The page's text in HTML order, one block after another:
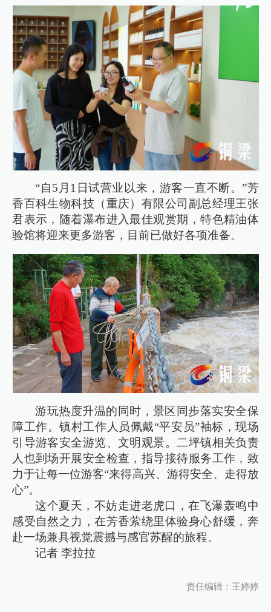
“自5月1日试营业以来，游客一直不断。”芳
香百科生物科技（重庆）有限公司副总经理王张
君表示，随着瀑布进入最佳观赏期，特色精油体
验馆将迎来更多游客，目前已做好各项准备。
游玩热度升温的同时，景区同步落实安全保
障工作。镇村工作人员佩戴“平安员”袖标，现场
引导游客安全游览、文明观景。二坪镇相关负责
人也到场开展安全检查，指导接待服务工作，致
力于让每一位游客“来得高兴、游得安全、走得放
心”。
这个夏天，不妨走进老虎口，在飞瀑轰鸣中
感受自然之力，在芳香萦绕里体验身心舒缓，奔
赴一场兼具视觉震撼与感官苏醒的旅程。
记者 李拉拉
责任编辑：王婷婷